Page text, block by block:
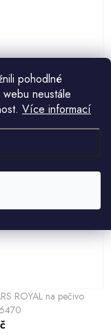
pohodlné
neustále
Více informací
ROYAL snídaňový
ROYAL na pečivo